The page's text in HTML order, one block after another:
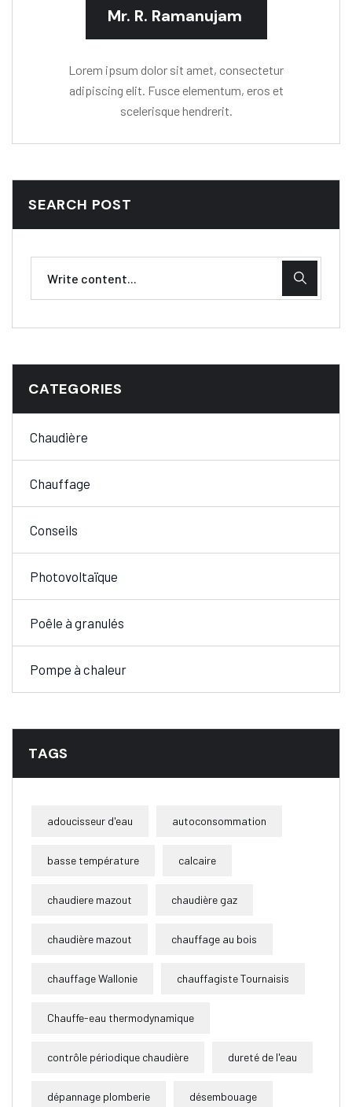
Mr. R. Ramanujam
Lorem ipsum dolor sit amet, consectetur
adipiscing elit. Fusce elementum, eros et
scelerisque hendrerit.
SEARCH POST
CATEGORIES
Chaudière
Chauffage
Conseils
Photovoltaïque
Poêle à granulés
Pompe à chaleur
TAGS
adoucisseur d'eau autoconsommation
basse température calcaire
chaudiere mazout chaudière gaz
chaudière mazout chauffage au bois
chauffage Wallonie chauffagiste Tournaisis
Chauffe-eau thermodynamique
contrôle périodique chaudière dureté de l'eau
dépannage plomberie désembouage